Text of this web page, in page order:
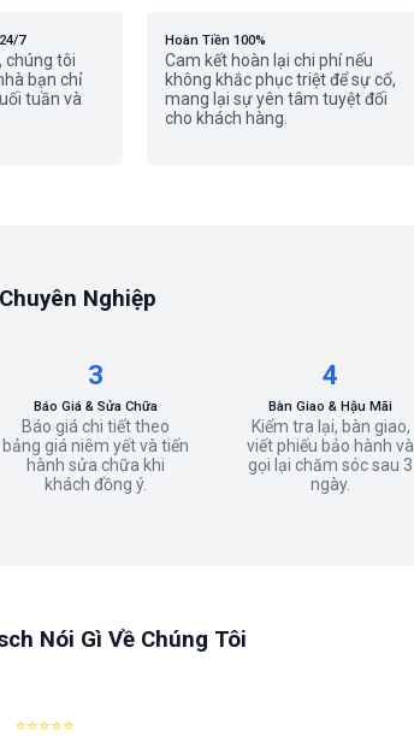
7
chúng tôi
bạn chỉ
tuần và
Hoàn Tiền 100%
Cam kết hoàn lại chi phí nếu
không khắc phục triệt để sự cố,
mang lại sự yên tâm tuyệt đối
cho khách hàng.
Nghiệp
3
Báo Giá & Sửa Chữa
Báo giá chi tiết theo
bảng giá niêm yết và tiến
hành sửa chữa khi
khách đồng ý.
4
Bàn Giao & Hậu Mãi
Kiểm tra lại, bàn giao,
viết phiếu bảo hành và
gọi lại chăm sóc sau 3
ngày.
Nói Gì Về Chúng Tôi
⭐⭐⭐⭐⭐